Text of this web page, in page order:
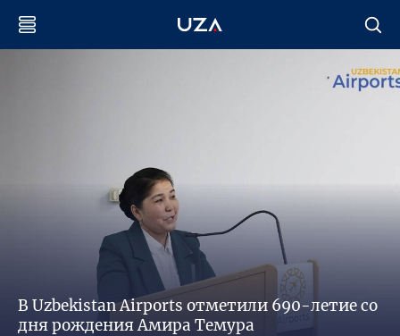
В Uzbekistan Airports отметили 690-летие со
дня рождения Амира Темура